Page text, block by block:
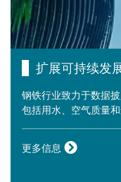
扩展可持续发
钢铁行业致力于数据
包括用水、空气质量
更多信息